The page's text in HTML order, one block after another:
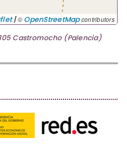
|© OpenStreetMapcontributors
Castromocho (Palencia)